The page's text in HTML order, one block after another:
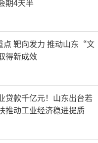
，合力保障
威海市教育局与
联、市文化和旅游
协作，按照“社会
”的原则，充分挖
期服务渠道。校内
结合实际统筹，确
人数较少的按照相
点 靶向发力 推动山东“文
得新成效
贷款千亿元！山东出台若
推动工业经济稳进提质